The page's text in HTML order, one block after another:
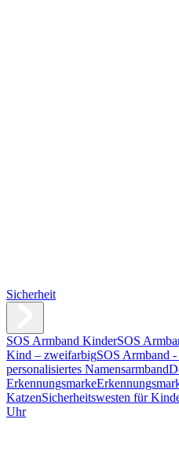
Sicherheit
SOS Armband KinderSOS
Kind – zweifarbigSOS Armband
personalisiertes Namensarmband
Erkennungsmarke
KatzenSicherheitswesten für
Uhr